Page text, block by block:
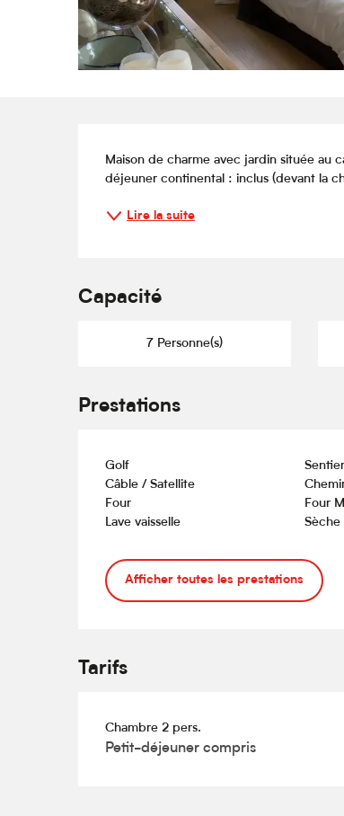
Description
Maison de charme avec jardin située au
déjeuner continental : inclus (devant la
Lire la suite
Capacité
7 Personne(s)
Prestations
Golf
Câble / Satellite
Four
Four
Lave vaisselle
Sèche
Afficher toutes les prestations
Tarifs
Chambre 2 pers.
Petit-déjeuner compris